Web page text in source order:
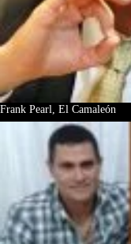
Frank Pearl, El Camaleón